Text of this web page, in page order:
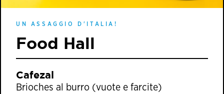
UN ASSAGGIO D'ITALIA!
Food Hall
Cafezal
Brioches al burro (vuote e farcite)